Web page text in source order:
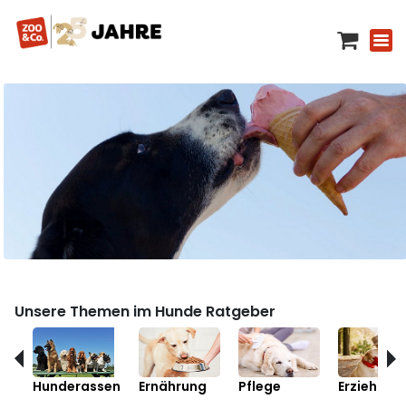
Unsere Themen im Hunde Ratgeber
Hunderassen Ernährung Pflege Erziehung